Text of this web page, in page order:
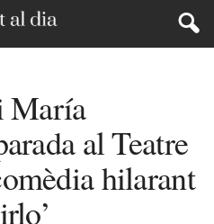
María
al Teatre
hilarant